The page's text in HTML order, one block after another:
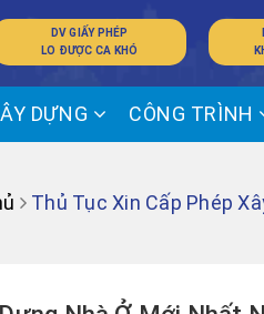
DV GIẤY PHÉP
LO ĐƯỢC CA KHÓ
DỰNG CÔNG TRÌNH
Thủ Tục Xin Cấp Phép